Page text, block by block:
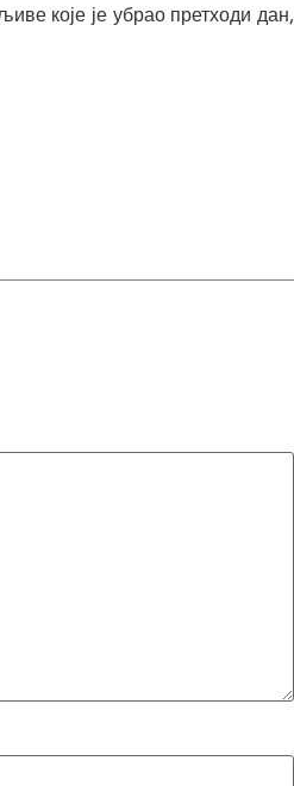
које је убрао претходи дан,